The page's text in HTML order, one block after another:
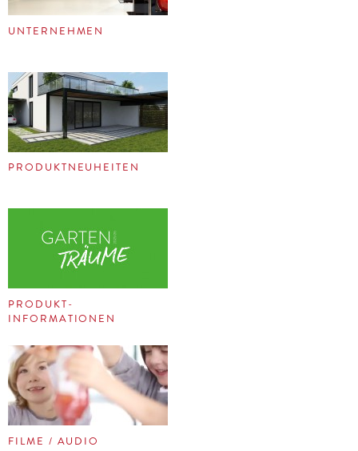
UNTERNEHMEN
PRODUKTNEUHEITEN
PRODUKT-
INFORMATIONEN
FILME / AUDIO